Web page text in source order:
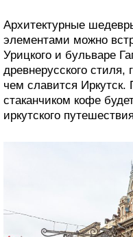
Архитектурные
элементами можно
Урицкого и бульваре
древнерусского
чем славится Иркутск.
стаканчиком кофе
иркутского